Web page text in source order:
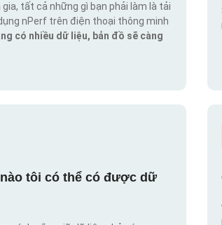
tất cả những gì bạn phải làm là tải
nPerf trên điện thoại thông minh
có nhiều dữ liệu, bản đồ sẽ càng
tôi có thể có được dữ